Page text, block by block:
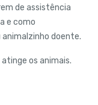
de assistência
e como
animalzinho doente.
os animais.